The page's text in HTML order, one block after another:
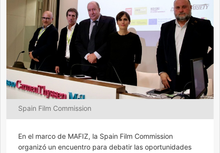
Spain Film Commission
En el marco de MAFIZ, la Spain Film Commission
organizó un encuentro para debatir las oportunidades